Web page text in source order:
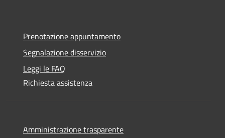
Prenotazione appuntamento
Segnalazione disservizio
Leggi le FAQ
Richiesta assistenza
Amministrazione trasparente